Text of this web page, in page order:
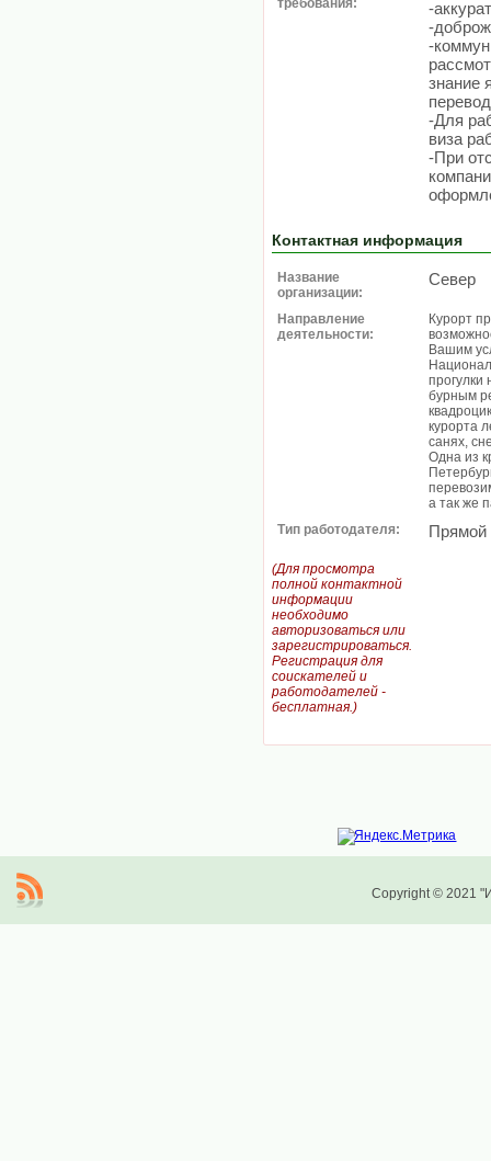
требования:
-
-
-
знание
-Для
виза
-При
Контактная информация
Название
организации:
Север
Направление
деятельности:
Курорт
Вашим
прогулки
бурным
курорта
санях,
Одна из
а так же
Тип работодателя:
Прямой
(Для просмотра
полной контактной
информации
необходимо
авторизоваться или
зарегистрироваться.
Регистрация для
соискателей и
работодателей -
бесплатная.)
Copyright © 2021